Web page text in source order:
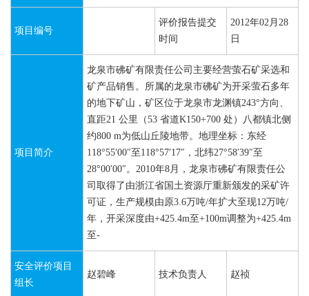
项目编号
评价报告提交
时间
2012年02月28
日
项目简介
龙泉市砩矿有限责任公司主要经营萤石矿采选和
矿产品销售。所属的龙泉市砩矿为开采萤石多年
的地下矿山，矿区位于龙泉市龙渊镇243°方向、
直距21 公里（53 省道K150+700 处）八都镇北侧
约800 m为低山丘陵地带。地理坐标：东经
118°55′00″至118°57′17″，北纬27°58′39″至
28°00′00″。2010年8月，龙泉市砩矿有限责任公
司取得了由浙江省国土资源厅重新颁发的采矿许
可证，生产规模由原3.6万吨/年扩大至现12万吨/
年，开采深度由+425.4m至+100m调整为+425.4m
至-
安全评价项目
组长
赵碧峰 技术负责人 赵祯